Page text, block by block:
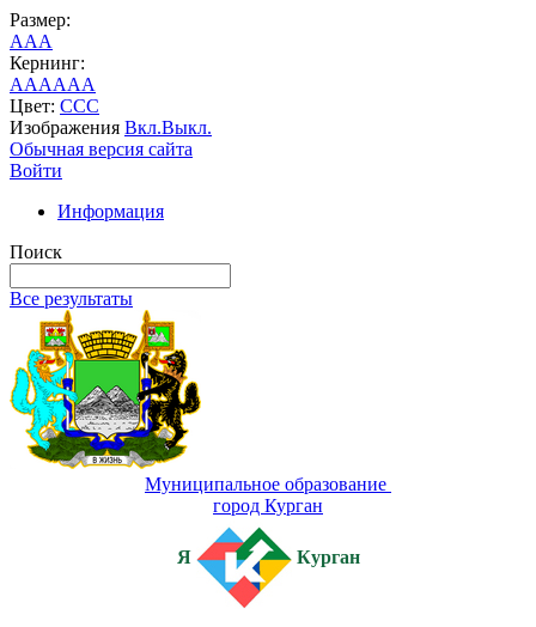
Размер:
AAA
Кернинг:
AAAAAA
Цвет: CCC
Изображения Вкл.Выкл.
Обычная версия сайта
Войти
Информация
Поиск
Все результаты
Муниципальное образование
город Курган
Я Курган